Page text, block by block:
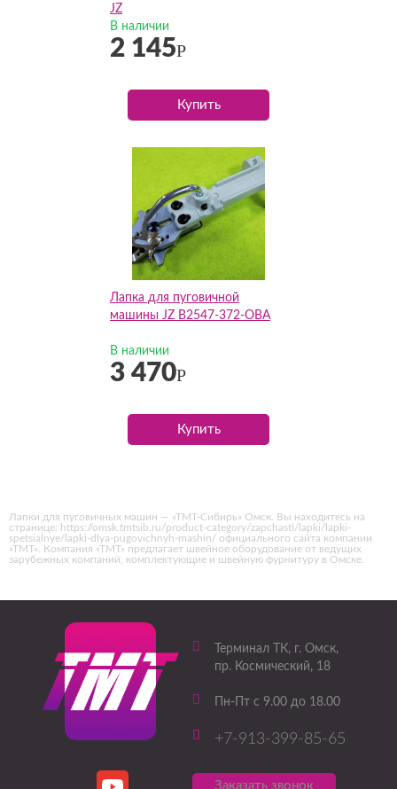
JZ
В наличии
2 145Р
Купить
Лапка для пуговичной
машины JZ B2547-372-OBA
В наличии
3 470Р
Купить
Лапки для пуговичных машин — «ТМТ-Сибирь» Омск. Вы находитесь на
странице: https://omsk.tmtsib.ru/product-category/zapchasti/lapki/lapki-
spetsialnye/lapki-dlya-pugovichnyh-mashin/ официального сайта компании
«ТМТ». Компания «ТМТ» предлагает швейное оборудование от ведущих
зарубежных компаний, комплектующие и швейную фурнитуру в Омске.
Терминал ТК, г. Омск,
пр. Космический, 18
Пн-Пт с 9.00 до 18.00
+7-913-399-85-65
Заказать звонок